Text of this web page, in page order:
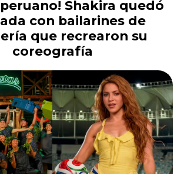
Shakira quedó
con bailarines de
que recrearon su
coreografía